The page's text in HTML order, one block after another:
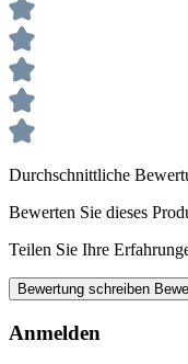
Durchschnittliche
Bewerten Sie dieses
Teilen Sie Ihre
Bewertung schreiben
Anmelden